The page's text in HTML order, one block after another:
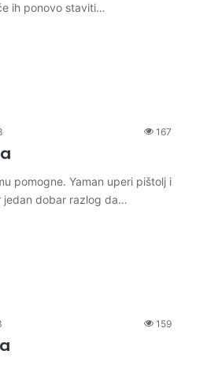
ih ponovo staviti…
167
pomogne. Yaman uperi pištolj i
jedan dobar razlog da…
159